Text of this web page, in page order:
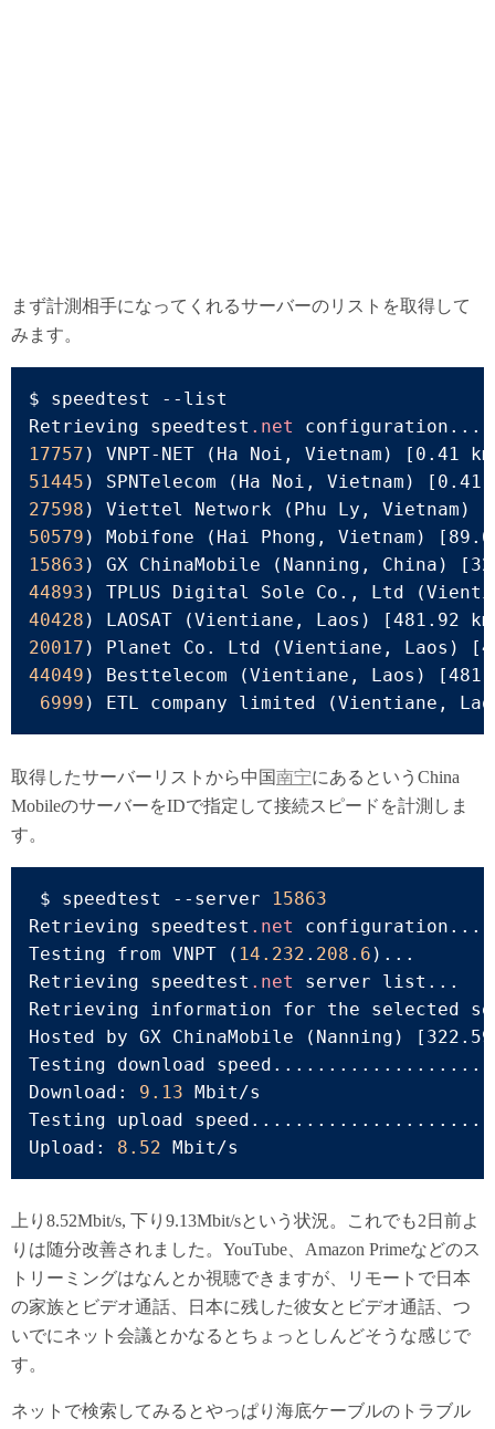
まず計測相手になってくれるサーバーのリストを取得して
みます。
$ speedtest
--list
Retrieving speedtest .net
17757 ) VNPT-NET (Ha Noi, Vietnam)
[0.41
51445 ) SPNTelecom (Ha Noi, Vietnam)
[0.41
27598 ) Viettel Network (Phu Ly, Vietnam)
50579 ) Mobifone (Hai Phong, Vietnam)
15863 ) GX ChinaMobile (Nanning, China)
44893 ) TPLUS Digital Sole Co., Ltd
40428 ) LAOSAT (Vientiane, Laos)
[481.92
20017 ) Planet Co. Ltd (Vientiane, Laos)
44049 ) Besttelecom (Vientiane, Laos)
6999 ) ETL company limited (Vientiane,
取得したサーバーリストから中国南宁にあるというChina
MobileのサーバーをIDで指定して接続スピードを計測しま
す。
$ speedtest --server
15863
Retrieving speedtest .net
configuration...
Testing from VNPT ( 14.232 . 208.6 )...
Retrieving speedtest .net
server list...
Retrieving information for the selected
Hosted by GX ChinaMobile (Nanning)
Testing download
Download: 9.13 Mbit/s
Testing upload
Upload: 8.52 Mbit/s
上り8.52Mbit/s, 下り9.13Mbit/sという状況。これでも2日前よ
りは随分改善されました。YouTube、Amazon Primeなどのス
トリーミングはなんとか視聴できますが、リモートで日本
の家族とビデオ通話、日本に残した彼女とビデオ通話、つ
いでにネット会議とかなるとちょっとしんどそうな感じで
す。
ネットで検索してみるとやっぱり海底ケーブルのトラブル